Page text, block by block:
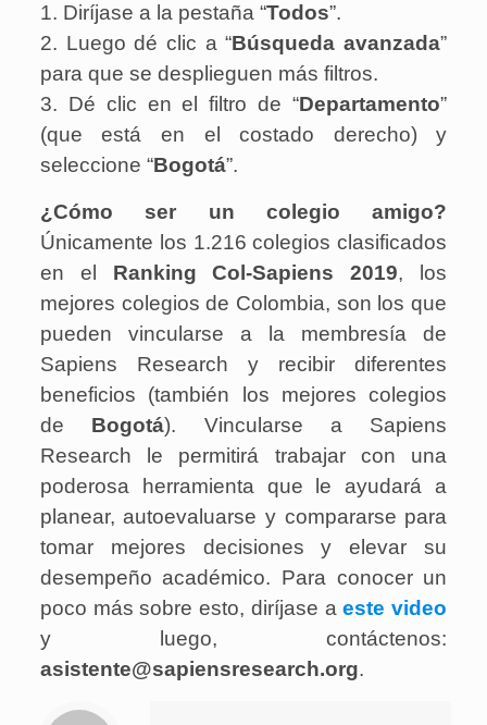
1. Diríjase a la pestaña “Todos”.
2. Luego dé clic a “Búsqueda avanzada”
para que se desplieguen más filtros.
3. Dé clic en el filtro de “Departamento”
(que está en el costado derecho) y
seleccione “Bogotá”.
¿Cómo ser un colegio amigo?
Únicamente los 1.216 colegios clasificados
en el Ranking Col-Sapiens 2019, los
mejores colegios de Colombia, son los que
pueden vincularse a la membresía de
Sapiens Research y recibir diferentes
beneficios (también los mejores colegios
de Bogotá). Vincularse a Sapiens
Research le permitirá trabajar con una
poderosa herramienta que le ayudará a
planear, autoevaluarse y compararse para
tomar mejores decisiones y elevar su
desempeño académico. Para conocer un
poco más sobre esto, diríjase aeste video
y luego, contáctenos:
asistente@sapiensresearch.org.